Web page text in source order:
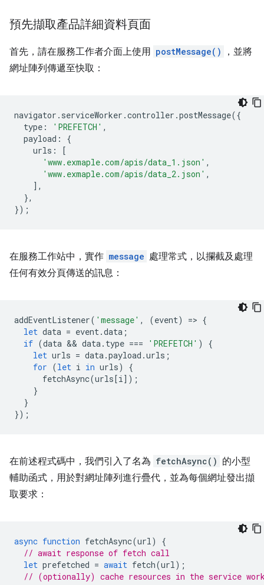
預先擷取產品詳細資料頁面
首先，請在服務工作者介面上使用 postMessage()
，並將
網址陣列傳遞至快取：
navigator . serviceWorker .controller .postMessage({
type : 'PREFETCH' ,
payload :
{
urls :
[
'www.exmaple.com/apis/data_1.json' ,
'www.exmaple.com/apis/data_2.json' ,
],
},
});
在服務工作站中，實作 message 處理常式，以攔截及處理
任何有效分頁傳送的訊息：
addEventListener( 'message' , (event) => {
let data = event.data ;
if (data && data. type === 'PREFETCH' )
{
let urls = data.payload .urls ;
for (let i in urls)
{
fetchAsync(urls[i]);
}
}
});
在前述程式碼中，我們引入了名為 fetchAsync() 的小型
輔助函式，用於對網址陣列進行疊代，並為每個網址發出擷
取要求：
async function fetchAsync(url)
{
// await response of fetch call
let prefetched = await fetch(url);
// (optionally) cache resources in the service